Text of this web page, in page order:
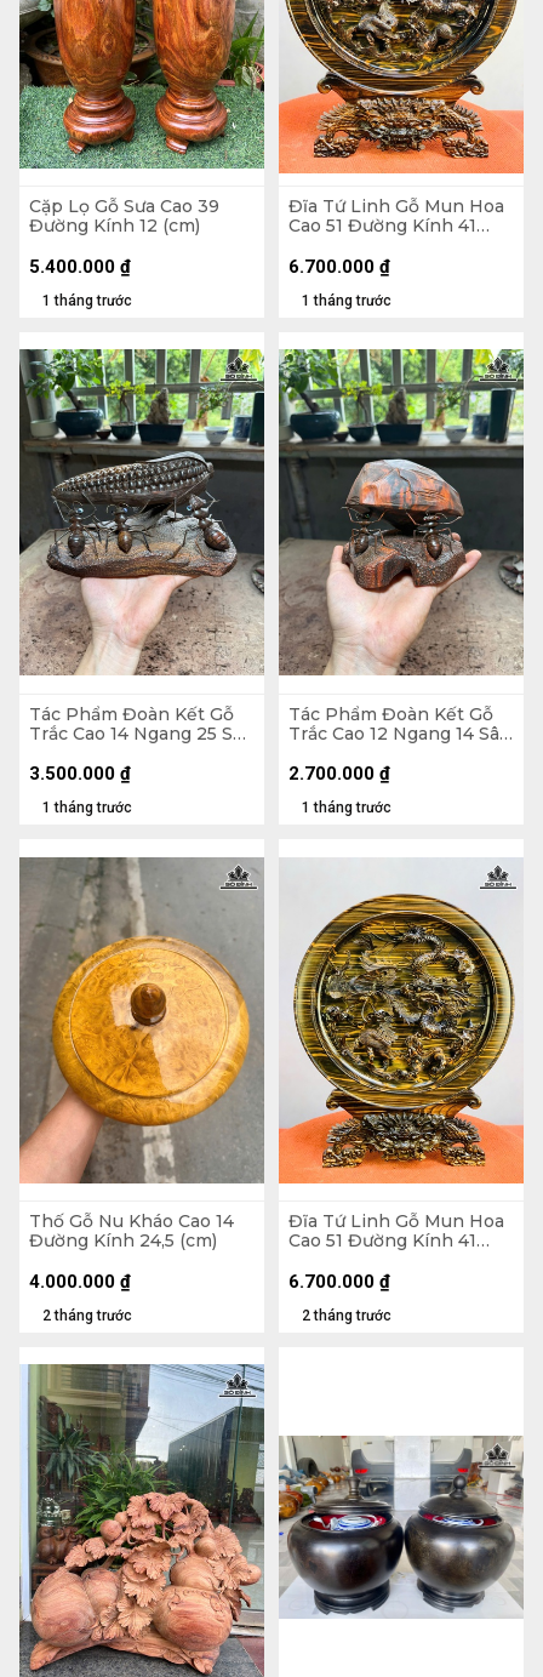
Cặp Lọ Gỗ Sưa Cao 39
Đường Kính 12 (cm)
1 tháng trước
5.400.000 ₫
Đĩa Tứ Linh Gỗ Mun Hoa
Cao 51 Đường Kính 41
1 tháng trước
6.700.000 ₫
Tác Phẩm Đoàn Kết Gỗ
Trắc Cao 14 Ngang 25 Sâu
1 tháng trước
3.500.000 ₫
Tác Phẩm Đoàn Kết Gỗ
Trắc Cao 12 Ngang 14 Sâu
1 tháng trước
2.700.000 ₫
Thố Gỗ Nu Kháo Cao 14
Đường Kính 24,5 (cm)
2 tháng trước
4.000.000 ₫
Đĩa Tứ Linh Gỗ Mun Hoa
Cao 51 Đường Kính 41
2 tháng trước
6.700.000 ₫